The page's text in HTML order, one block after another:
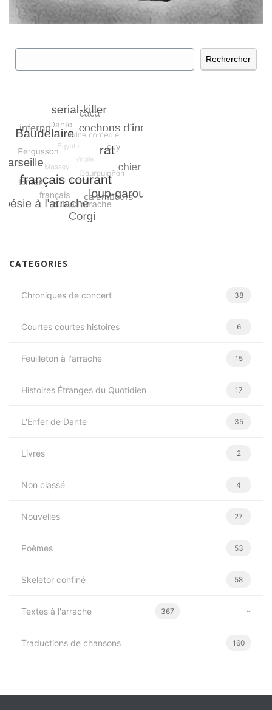
Rechercher
CATEGORIES
Chroniques de concert 38
Courtes courtes histoires 6
Feuilleton à l'arrache 15
Histoires Étranges du Quotidien 17
L'Enfer de Dante 35
Livres 2
Non classé 4
Nouvelles 27
Poèmes 53
Skeletor confiné 58
Textes à l'arrache 367
Traductions de chansons 160